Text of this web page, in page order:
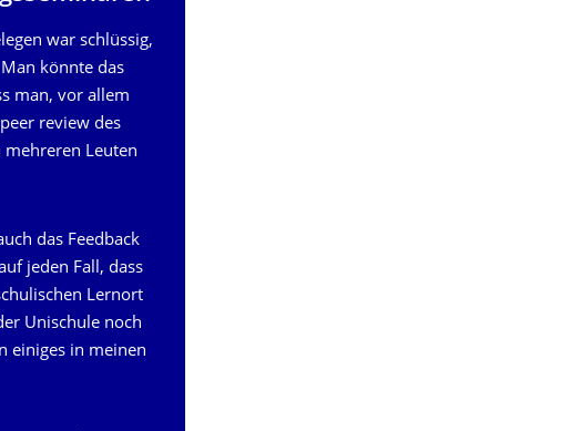
war schlüssig,
könnte das
man, vor allem
review des
mehreren Leuten
das Feedback
jeden Fall, dass
Lernort
Unischule noch
einiges in meinen